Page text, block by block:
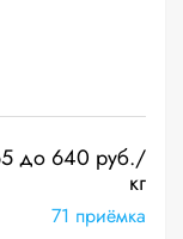
до 640 руб./
кг
71 приёмка